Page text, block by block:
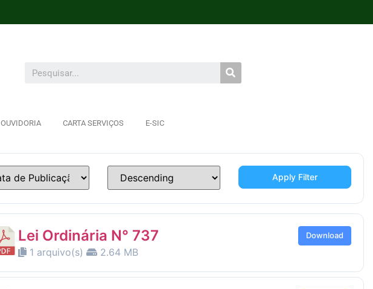
OUVIDORIA CARTA SERVIÇOS E-SIC
Apply Filter
Lei Ordinária N° 737
1 arquivo(s) 2.64 MB
Download